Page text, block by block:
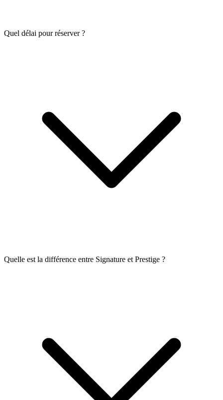
Quel délai pour réserver ?
Quelle est la différence entre Signature et Prestige ?